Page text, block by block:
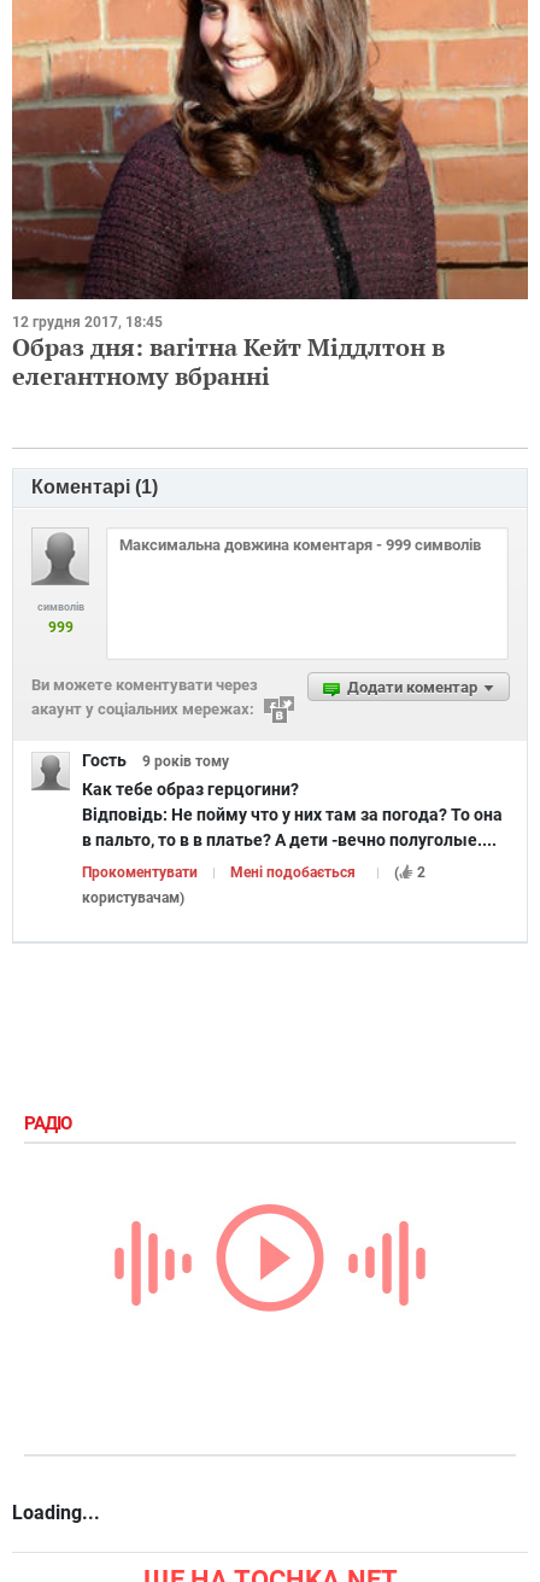
12 грудня 2017, 18:45
Образ дня: вагітна Кейт Міддлтон в
елегантному вбранні
Коментарі (1)
символів
999
Додати коментар
Ви можете коментувати через
акаунт у соціальних мережах:
Гость 9 років тому
Как тебе образ герцогини?
Відповідь: Не пойму что у них там за погода? То она
в пальто, то в в платье? А дети -вечно полуголые....
Прокоментувати Мені подобається (
2
користувачам)
РАДІО
Loading...